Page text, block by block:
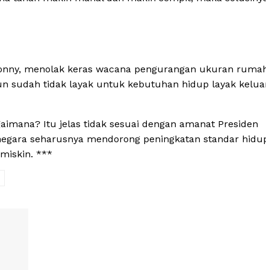
menolak keras wacana pengurangan ukuran
sudah tidak layak untuk kebutuhan hidup layak
Itu jelas tidak sesuai dengan amanat Presiden
seharusnya mendorong peningkatan standar
***